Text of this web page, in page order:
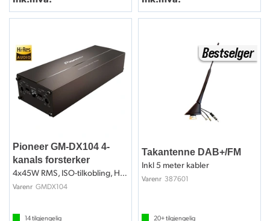
Pioneer GM-DX104 4-
kanals forsterker
4x45W RMS, ISO-tilkobling, Hi-Res
Varenr GMDX104
14tilgjengelig
Takantenne DAB+/FM
Inkl 5 meter kabler
Varenr 387601
20+tilgjengelig